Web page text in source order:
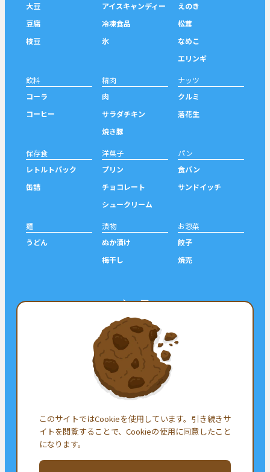
大豆
豆腐
枝豆
アイスキャンディー
冷凍食品
氷
えのき
松茸
なめこ
エリンギ
飲料
コーラ
コーヒー
精肉
肉
サラダチキン
焼き豚
ナッツ
クルミ
落花生
保存食
レトルトパック
缶詰
洋菓子
プリン
チョコレート
シュークリーム
パン
食パン
サンドイッチ
麺
うどん
漬物
ぬか漬け
梅干し
お惣菜
餃子
焼売
シェア
ツイート シェア
フォロー
このサイトではCookieを使用しています。引き続きサ
イトを閲覧することで、Cookieの使用に同意したこと
になります。